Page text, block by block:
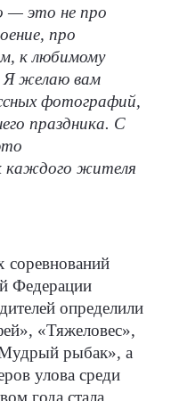
— это не про
про
к любимому
Я желаю вам
фотографий,
праздника. С
каждого жителя
Федерации
определили
«Тяжеловес»,
рыбак», а
улова среди
года стала